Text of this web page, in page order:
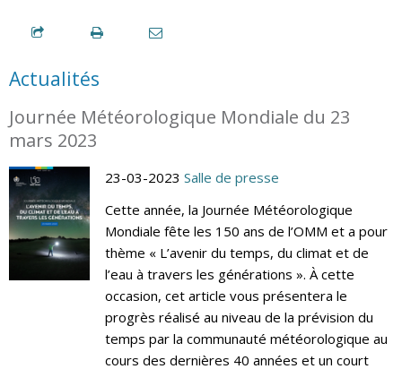
Actualités
Journée Météorologique Mondiale du 23
mars 2023
23-03-2023 Salle de presse
Cette année, la Journée Météorologique
Mondiale fête les 150 ans de l’OMM et a pour
thème « L’avenir du temps, du climat et de
l’eau à travers les générations ». À cette
occasion, cet article vous présentera le
progrès réalisé au niveau de la prévision du
temps par la communauté météorologique au
cours des dernières 40 années et un court